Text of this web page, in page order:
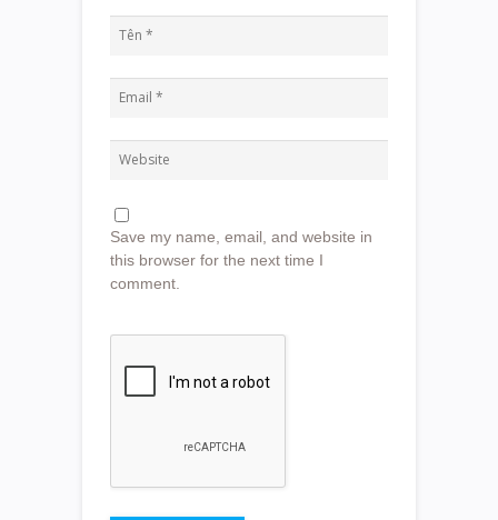
Save my name, email, and website in
this browser for the next time I
comment.